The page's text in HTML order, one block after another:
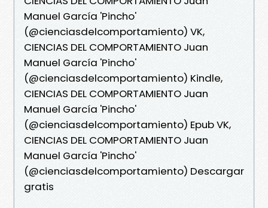
Manuel García 'Pincho'
(@cienciasdelcomportamiento) VK,
CIENCIAS DEL COMPORTAMIENTO Juan
Manuel García 'Pincho'
(@cienciasdelcomportamiento) Kindle,
CIENCIAS DEL COMPORTAMIENTO Juan
Manuel García 'Pincho'
(@cienciasdelcomportamiento) Epub VK,
CIENCIAS DEL COMPORTAMIENTO Juan
Manuel García 'Pincho'
(@cienciasdelcomportamiento) Descargar
gratis